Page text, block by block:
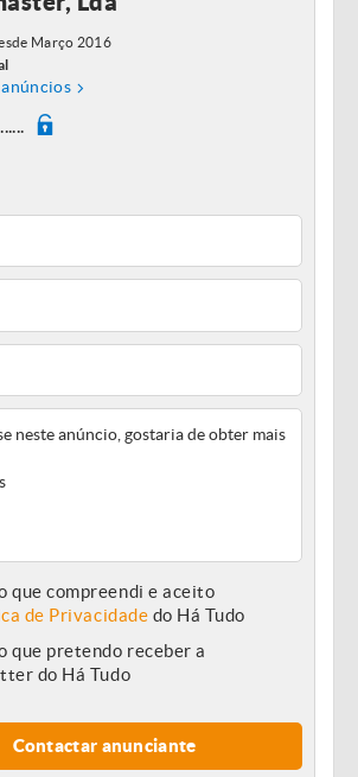
Março 2016
que compreendi e aceito
de Privacidade do Há Tudo
que pretendo receber a
do Há Tudo
Contactar anunciante